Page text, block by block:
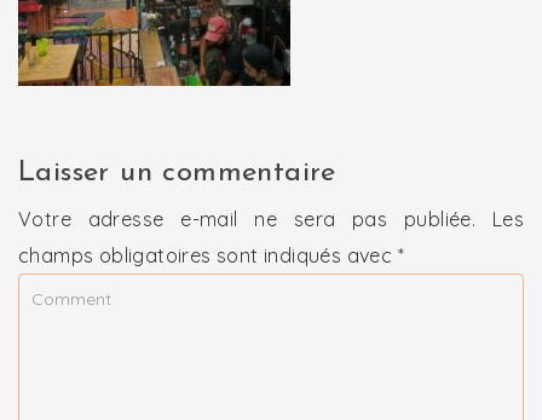
Laisser un commentaire
Votre adresse e-mail ne sera pas publiée.
Les
champs obligatoires sont indiqués avec *